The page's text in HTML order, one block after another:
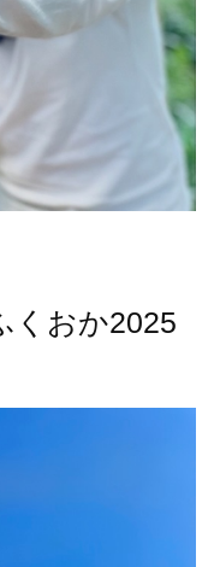
くおか2025